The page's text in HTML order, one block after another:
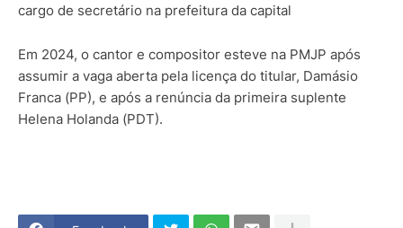
cargo de secretário na prefeitura da capital
Em 2024, o cantor e compositor esteve na PMJP após
assumir a vaga aberta pela licença do titular, Damásio
Franca (PP), e após a renúncia da primeira suplente
Helena Holanda (PDT).